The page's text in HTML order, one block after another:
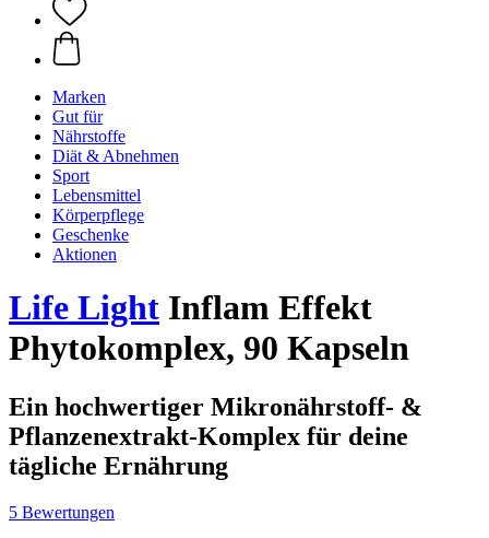
Marken
Gut für
Nährstoffe
Diät & Abnehmen
Sport
Lebensmittel
Körperpflege
Geschenke
Aktionen
Life Light Inflam Effekt
Phytokomplex, 90 Kapseln
Ein hochwertiger Mikronährstoff‑ &
Pflanzenextrakt‑Komplex für deine
tägliche Ernährung
5 Bewertungen